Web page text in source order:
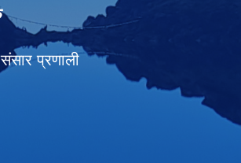
प्रणाली